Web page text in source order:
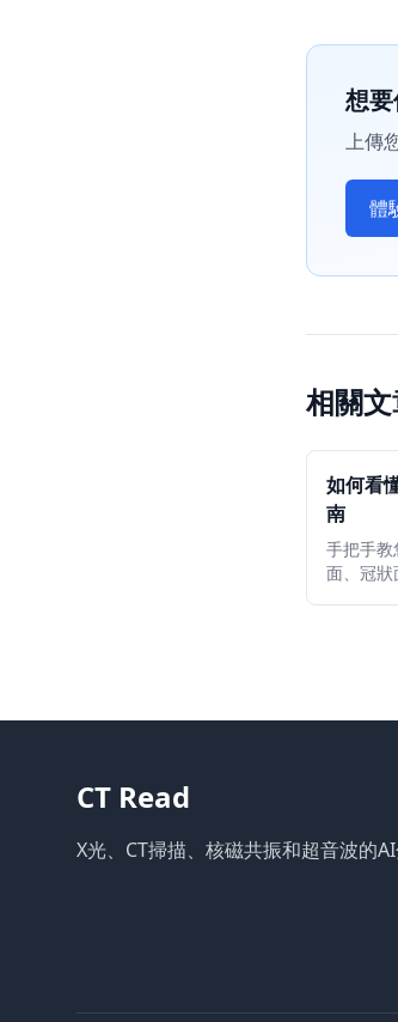
想
上傳
體
相關
如何看
南
手把手教
面、冠狀
CT Read
X光、CT掃描、核磁共振和超音波的